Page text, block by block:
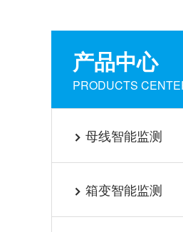
产品中心
PRODUCTS
 母线智能监测
 箱变智能监测